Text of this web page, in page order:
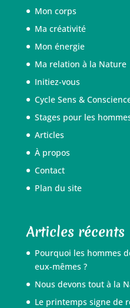
Mon corps
Ma créativité
Mon énergie
Ma relation à la Nature
Initiez-vous
Cycle Sens &
Stages pour les
Articles
À propos
Contact
Plan du site
Articles récents
Pourquoi les hommes
eux-mêmes ?
Nous devons tout à la
Le printemps signe de